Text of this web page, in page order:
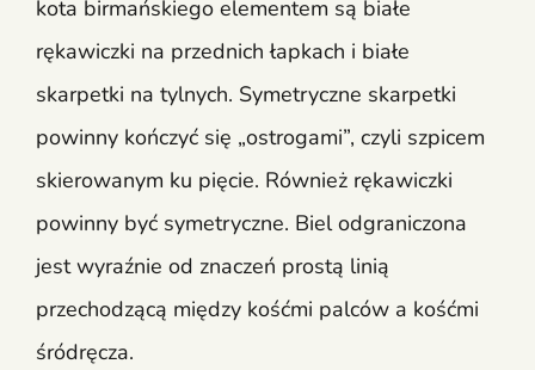
kota birmańskiego elementem są białe
rękawiczki na przednich łapkach i białe
skarpetki na tylnych. Symetryczne skarpetki
powinny kończyć się „ostrogami”, czyli szpicem
skierowanym ku pięcie. Również rękawiczki
powinny być symetryczne. Biel odgraniczona
jest wyraźnie od znaczeń prostą linią
przechodzącą między kośćmi palców a kośćmi
śródręcza.